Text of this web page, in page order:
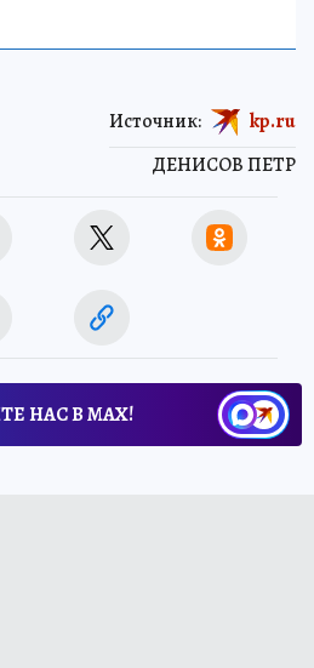
ДЕНИСОВ ПЕТР
Источник: kp.ru
НАС В МАХ!